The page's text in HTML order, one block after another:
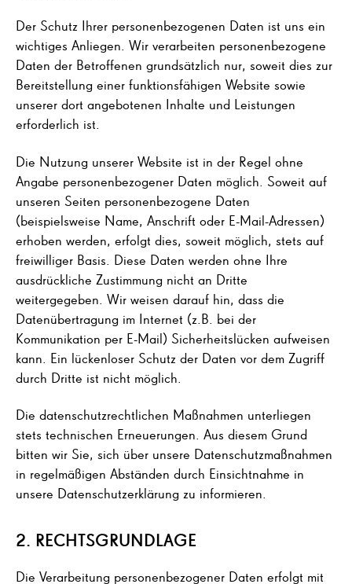
Der Schutz Ihrer personenbezogenen Daten ist uns ein
wichtiges Anliegen. Wir verarbeiten personenbezogene
Daten der Betroffenen grundsätzlich nur, soweit dies zur
Bereitstellung einer funktionsfähigen Website sowie
unserer dort angebotenen Inhalte und Leistungen
erforderlich ist.
Die Nutzung unserer Website ist in der Regel ohne
Angabe personenbezogener Daten möglich. Soweit auf
unseren Seiten personenbezogene Daten
(beispielsweise Name, Anschrift oder E-Mail-Adressen)
erhoben werden, erfolgt dies, soweit möglich, stets auf
freiwilliger Basis. Diese Daten werden ohne Ihre
ausdrückliche Zustimmung nicht an Dritte
weitergegeben. Wir weisen darauf hin, dass die
Datenübertragung im Internet (z.B. bei der
Kommunikation per E-Mail) Sicherheitslücken aufweisen
kann. Ein lückenloser Schutz der Daten vor dem Zugriff
durch Dritte ist nicht möglich.
Die datenschutzrechtlichen Maßnahmen unterliegen
stets technischen Erneuerungen. Aus diesem Grund
bitten wir Sie, sich über unsere Datenschutzmaßnahmen
in regelmäßigen Abständen durch Einsichtnahme in
unsere Datenschutzerklärung zu informieren.
2. RECHTSGRUNDLAGE
Die Verarbeitung personenbezogener Daten erfolgt mit